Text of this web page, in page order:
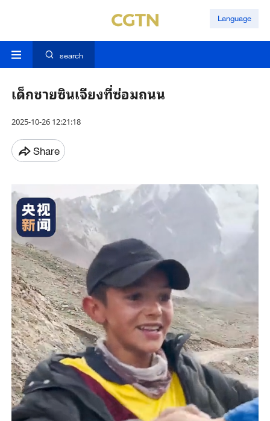
Language
search
เด็กชายซินเจียงที่ซ่อมถนน
2025-10-26 12:21:18
Share